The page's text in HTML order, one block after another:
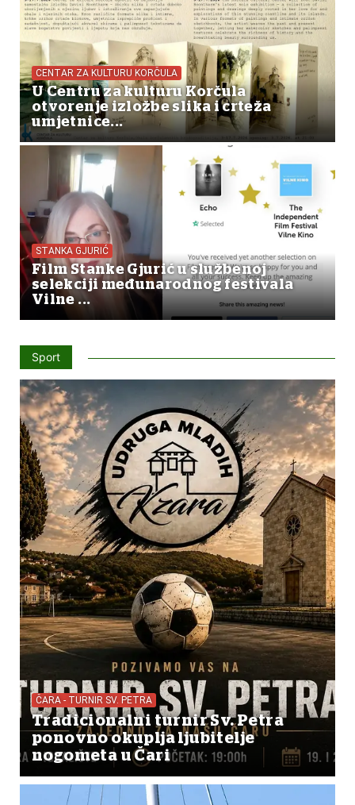
CENTAR ZA KULTURU KORČULA
U Centru za kulturu Korčula
otvorenje izložbe slika i crteža
umjetnice...
STANKA GJURIĆ
Film Stanke Gjurić u službenoj
selekciji međunarodnog festivala
Vilne ...
Sport
ČARA - TURNIR SV. PETRA
Tradicionalni turnir Sv. Petra
ponovno okuplja ljubitelje
nogometa u Čari